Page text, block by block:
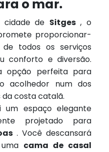
o mar.
cidade de Sitges, o
proporcionar-
todos os serviços
conforto e diversão.
opção perfeita para
acolhedor num dos
da costa catalã.
um espaço elegante
projetado para
. Você descansará
cama de casal